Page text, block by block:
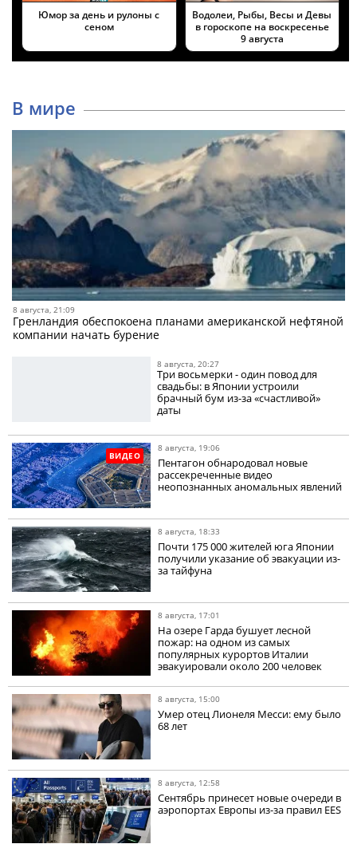
Юмор за день и рулоны с
сеном
Водолеи, Рыбы, Весы и Девы
в гороскопе на воскресенье
9 августа
В мире
8 августа, 21:09
Гренландия обеспокоена планами американской нефтяной
компании начать бурение
8 августа, 20:27
Три восьмерки - один повод для
свадьбы: в Японии устроили
брачный бум из-за «счастливой»
даты
ВИДЕО
8 августа, 19:06
Пентагон обнародовал новые
рассекреченные видео
неопознанных аномальных явлений
8 августа, 18:33
Почти 175 000 жителей юга Японии
получили указание об эвакуации из-
за тайфуна
8 августа, 17:01
На озере Гарда бушует лесной
пожар: на одном из самых
популярных курортов Италии
эвакуировали около 200 человек
8 августа, 15:00
Умер отец Лионеля Месси: ему было
68 лет
8 августа, 12:58
Сентябрь принесет новые очереди в
аэропортах Европы из-за правил EES